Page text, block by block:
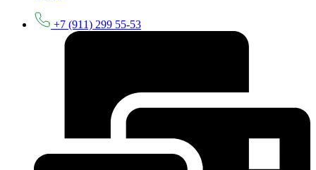
+7 (911) 299 55-53